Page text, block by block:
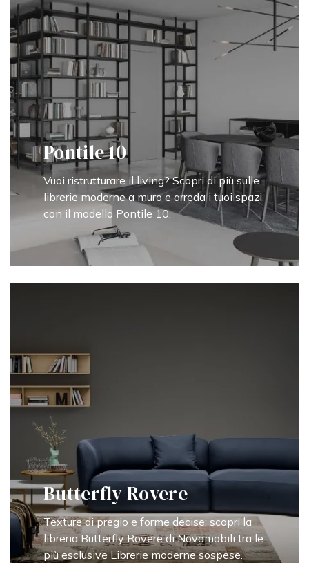
Pontile 10
Vuoi ristrutturare il living? Scopri di più sulle
librerie moderne a muro e arreda i tuoi spazi
con il modello Pontile 10.
Butterfly Rovere
Texture di pregio e forme decise: scopri la
libreria Butterfly Rovere di Novamobili tra le
più esclusive Librerie moderne sospese.